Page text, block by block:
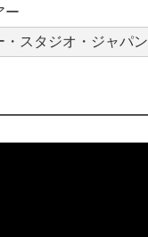
ー
・スタジオ・ジャパン